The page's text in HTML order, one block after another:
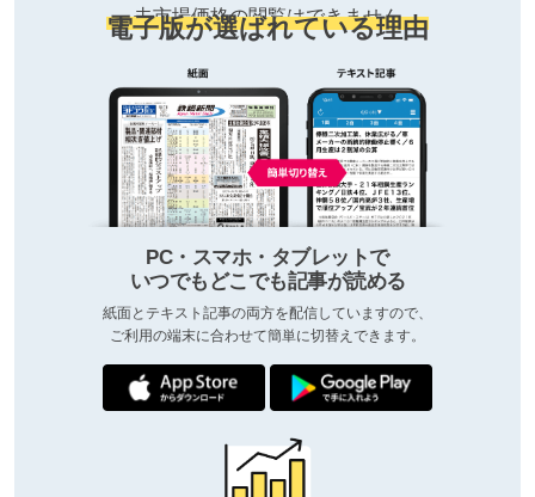
去市場価格の閲覧はできません
電子版が選ばれている理由
PC・スマホ・タブレットで
いつでもどこでも記事が読める
紙面とテキスト記事の両方を配信していますので、
ご利用の端末に合わせて簡単に切替えできます。